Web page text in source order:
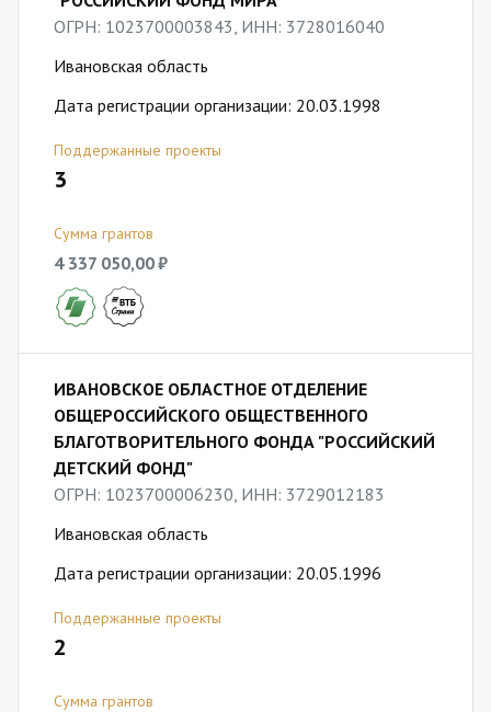
ОГРН: 1023700003843, ИНН: 3728016040
Ивановская область
Дата регистрации организации: 20.03.1998
Поддержанные проекты
3
Сумма грантов
4 337 050,00 ₽
ИВАНОВСКОЕ ОБЛАСТНОЕ ОТДЕЛЕНИЕ
ОБЩЕРОССИЙСКОГО ОБЩЕСТВЕННОГО
БЛАГОТВОРИТЕЛЬНОГО ФОНДА "РОССИЙСКИЙ
ДЕТСКИЙ ФОНД"
ОГРН: 1023700006230, ИНН: 3729012183
Ивановская область
Дата регистрации организации: 20.05.1996
Поддержанные проекты
2
Сумма грантов